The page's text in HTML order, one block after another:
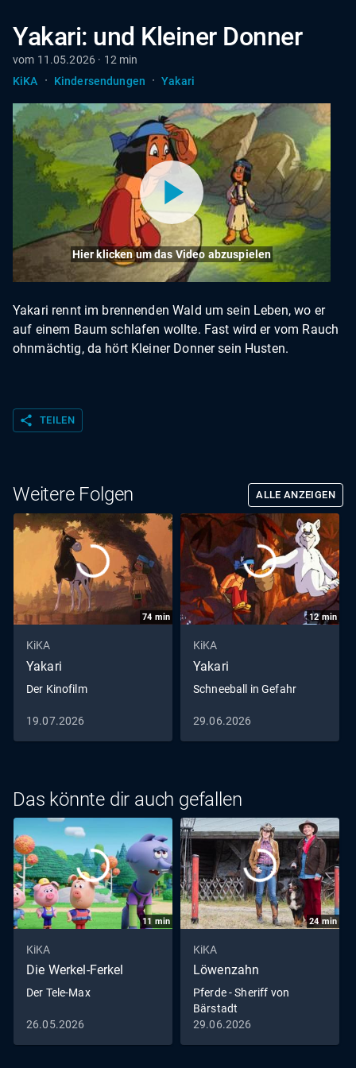
Yakari: und Kleiner Donner
vom 11.05.2026 · 12 min
KiKA
· Kindersendungen · Yakari
Hier klicken um das Video abzuspielen
Yakari rennt im brennenden Wald um sein Leben, wo er
auf einem Baum schlafen wollte. Fast wird er vom Rauch
ohnmächtig, da hört Kleiner Donner sein Husten.
share TEILEN
Weitere Folgen ALLE ANZEIGEN
74 min
KiKA
Yakari
Der Kinofilm
19.07.2026
12min
KiKA
Yakari
Schneeball in Gefahr
29.06.2026
Das könnte dir auch gefallen
11 min
KiKA
Die Werkel-Ferkel
Der Tele-Max
26.05.2026
24 min
KiKA
Löwenzahn
Pferde - Sheriff von
Bärstadt
29.06.2026